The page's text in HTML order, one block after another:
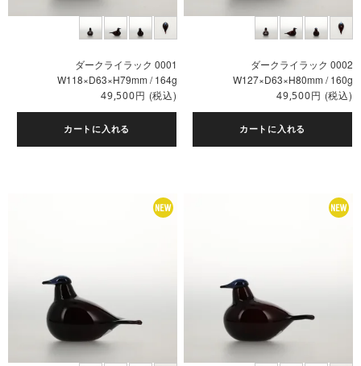
ダークライラック 0001
W118×D63×H79mm / 164g
49,500円 (税込)
カートに入れる
ダークライラック 0002
W127×D63×H80mm / 160g
49,500円 (税込)
カートに入れる